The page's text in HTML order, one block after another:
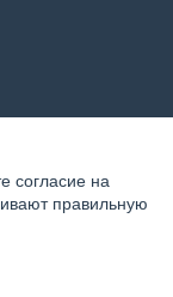
согласие на
правильную